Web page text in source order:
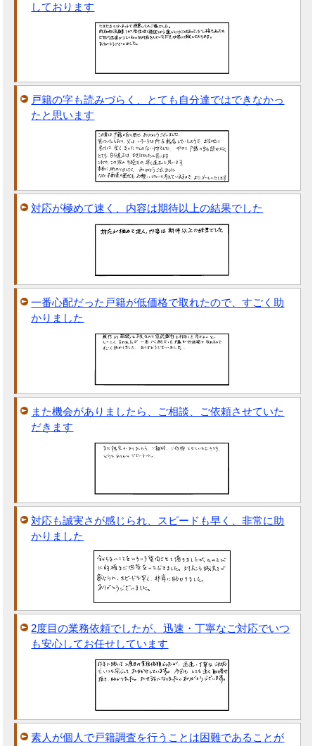
しております
戸籍の字も読みづらく、とても自分達ではできなかっ
たと思います
対応が極めて速く、内容は期待以上の結果でした
一番心配だった戸籍が低価格で取れたので、すごく助
かりました
また機会がありましたら、ご相談、ご依頼させていた
だきます
対応も誠実さが感じられ、スピードも早く、非常に助
かりました
2度目の業務依頼でしたが、迅速・丁寧なご対応でいつ
も安心してお任せしています
素人が個人で戸籍調査を行うことは困難であることが